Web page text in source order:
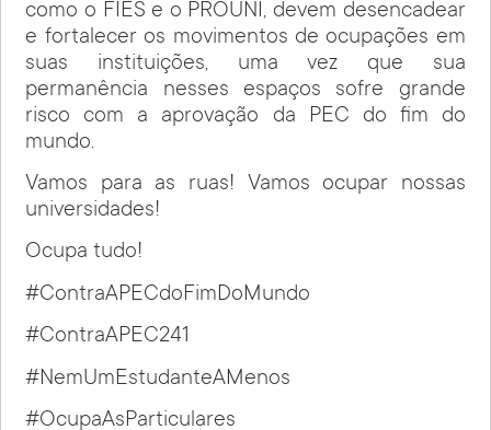
como o FIES e o PROUNI, devem desencadear
e fortalecer os movimentos de ocupações em
suas instituições, uma vez que sua
permanência nesses espaços sofre grande
risco com a aprovação da PEC do fim do
mundo.
Vamos para as ruas! Vamos ocupar nossas
universidades!
Ocupa tudo!
#ContraAPECdoFimDoMundo
#ContraAPEC241
#NemUmEstudanteAMenos
#OcupaAsParticulares